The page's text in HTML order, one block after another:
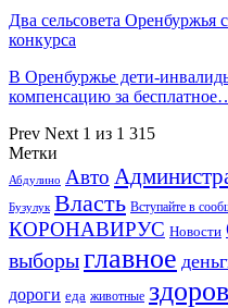
Два сельсовета Оренбуржья
конкурса
В Оренбуржье дети-
компенсацию за
Prev Next 1 из 1 315
Метки
Абдулино Авто
Бузулук Власть Вступайте в
КОРОНАВИРУС Новости
выборыглавное
дороги еда животные